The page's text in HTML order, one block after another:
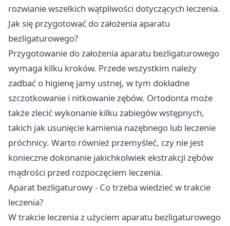
rozwianie wszelkich wątpliwości dotyczących leczenia.
Jak się przygotować do założenia aparatu
bezligaturowego?
Przygotowanie do założenia aparatu bezligaturowego
wymaga kilku kroków. Przede wszystkim należy
zadbać o higienę jamy ustnej, w tym dokładne
szczotkowanie i nitkowanie zębów. Ortodonta może
także zlecić wykonanie kilku zabiegów wstępnych,
takich jak usunięcie kamienia nazębnego lub leczenie
próchnicy. Warto również przemyśleć, czy nie jest
konieczne dokonanie jakichkolwiek ekstrakcji zębów
mądrości przed rozpoczęciem leczenia.
Aparat bezligaturowy - Co trzeba wiedzieć w trakcie
leczenia?
W trakcie leczenia z użyciem aparatu bezligaturowego